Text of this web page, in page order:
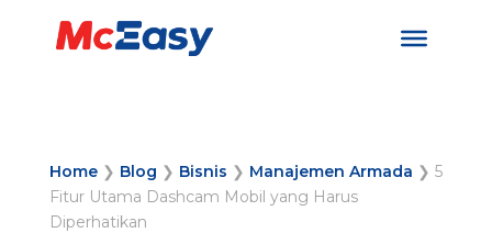
Home❯ Blog ❯ Bisnis ❯ Manajemen Armada ❯ 5
Fitur Utama Dashcam Mobil yang Harus
Diperhatikan